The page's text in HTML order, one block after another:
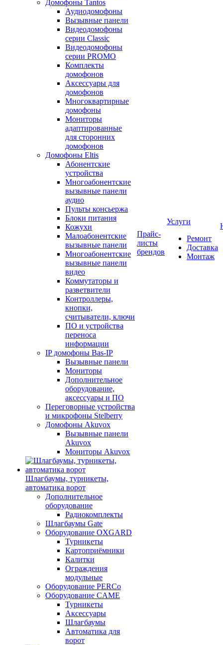
Домофоны Tantos
Аудиодомофоны
Вызывные панели
Видеодомофоны
серии Classic
Видеодомофоны
серии PROMO
Комплекты
домофонов
Аксессуары для
домофонов
Многоквартирные
домофоны
Мониторы
адаптированные
для сторонних
домофонов
Домофоны Eltis
Абонентские
устройства
Многоабонентские
вызывные панели
аудио
Пульты консьержа
Блоки питания
Кожухи
Малоабонентские
вызывные панели
Многоабонентские
вызывные панели
видео
Коммутаторы и
разветвители
Контроллеры,
кнопки,
считыватели, ключи
ПО и устройства
переноса
информации
IP домофоны Bas-IP
Вызывные панели
Мониторы
Дополнительное
оборудование,
аксессуары и ПО
Переговорные устройства
и микрофоны Stelberry
Домофоны Akuvox
Вызывные панели
Akuvox
Мониторы Akuvox
Шлагбаумы, турникеты,
автоматика ворот
Дополнительное
оборудование
Радиокомплекты
Шлагбаумы Gate
Оборудование OXGARD
Турникеты
Картоприёмники
Калитки
Ограждения
модульные
Оборудование PERCo
Оборудование CAME
Турникеты
Аксессуары
Шлагбаумы
Автоматика для
ворот
Прайс-
листы
брендов
Услуги
Ремонт
Доставка
Монтаж